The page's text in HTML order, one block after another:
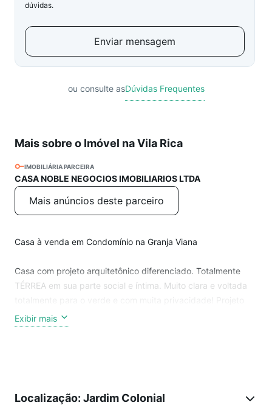
dúvidas.
Enviar mensagem
ou consulte asDúvidas Frequentes
Mais sobre o Imóvel na Vila Rica
IMOBILIÁRIA PARCEIRA
CASA NOBLE NEGOCIOS IMOBILIARIOS LTDA
Mais anúncios deste parceiro
Casa à venda em Condomínio na Granja Viana
Casa com projeto arquitetônico diferenciado. Totalmente
TÉRREA em sua parte social e íntima. Muito clara e voltada
em concreto aparente e tijolo aparente, remetendo aos
imóveis de alto padrão. Estrutura impecável e estável!
amplo, contando também com cubas duplas, armários, box
Exibir mais
Localização: Jardim Colonial